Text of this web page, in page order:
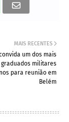
MAIS RECENTES
um dos mais
graduados militares
para reunião em
Belém